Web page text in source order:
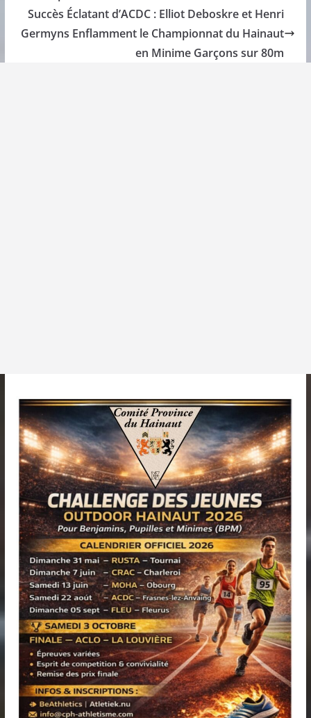
Succès Éclatant d’ACDC : Elliot Deboskre et Henri
Germyns Enflamment le Championnat du Hainaut
en Minime Garçons sur 80m